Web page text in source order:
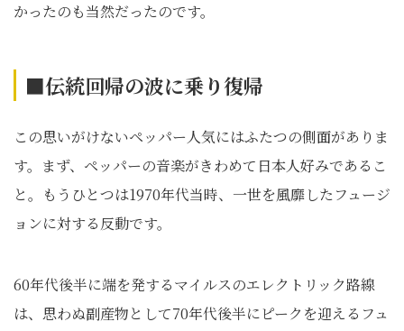
かったのも当然だったのです。
■伝統回帰の波に乗り復帰
この思いがけないペッパー人気にはふたつの側面がありま
す。まず、ペッパーの音楽がきわめて日本人好みであるこ
と。もうひとつは1970年代当時、一世を風靡したフュージ
ョンに対する反動です。
60年代後半に端を発するマイルスのエレクトリック路線
は、思わぬ副産物として70年代後半にピークを迎えるフュ